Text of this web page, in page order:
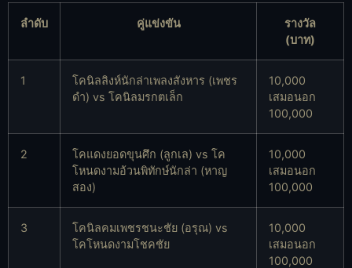
ลำดับ คู่แข่งขัน
รางวัล
(บาท)
1
โคนิลลิงห์นักล่าเพลงสังหาร (เพชร
ดำ) vs โคนิลมรกตเล็ก
10,000
เสมอนอก
100,000
2
โคแดงยอดขุนศึก (ลูกเล) vs โค
โหนดงามอ้วนพิทักษ์นักล่า (หาญ
สอง)
10,000
เสมอนอก
100,000
3
โคนิลคมเพชรชนะชัย (อรุณ) vs
โคโหนดงามโชคชัย
10,000
เสมอนอก
100,000